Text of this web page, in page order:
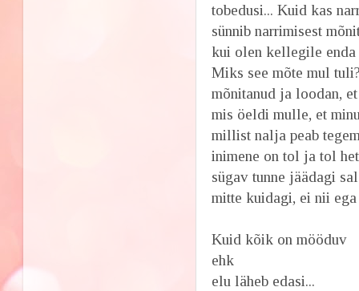
tobedusi... Kuid kas
sünnib narrimisest
kui olen kellegile enda
Miks see mõte mul
mõnitanud ja loodan,
mis öeldi mulle, et
millist nalja peab
inimene on tol ja tol
sügav tunne jäädagi
mitte kuidagi, ei nii
Kuid kõik on mööduv
ehk
elu läheb edasi...